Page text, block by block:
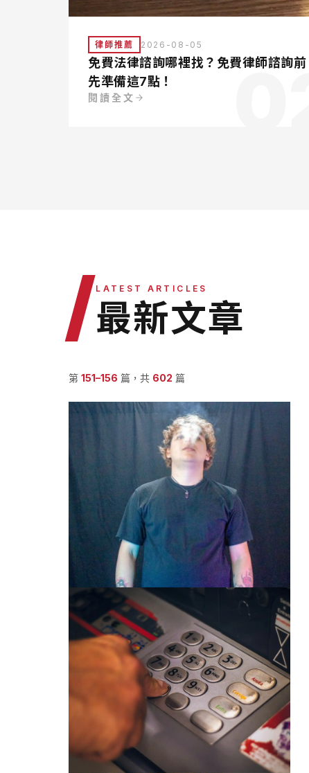
律師推薦 2026-08-05
免費法律諮詢哪裡找？免費律師諮詢前
先準備這7點！
閱讀全文
/LATEST ARTICLES
最新文章
第 151–156 篇，共 602 篇